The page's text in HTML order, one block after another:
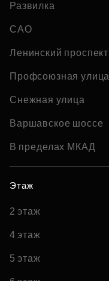
Развилка
САО
Ленинский проспект
Профсоюзная улица
Снежная улица
Варшавское шоссе
В пределах МКАД
Этаж
2 этаж
4 этаж
5 этаж